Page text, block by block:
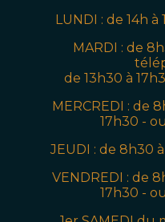
LUNDI : de 14h
MARDI :de
de 13h30 à
MERCREDI : de
17h30 -
JEUDI : de 8h30
VENDREDI :de
17h30 -